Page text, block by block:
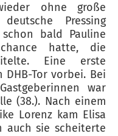
ohne große
Pressing
bald Pauline
hatte, die
Eine erste
Tor vorbei. Bei
war
(38.). Nach einem
Lorenz kam Elisa
auch sie scheiterte